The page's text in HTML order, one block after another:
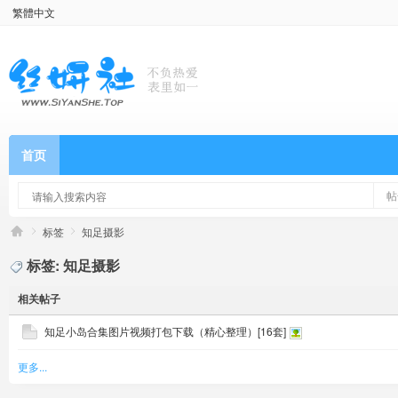
繁體中文
首页
标签 知足摄影
标签: 知足摄影
相关帖子
知足小岛合集图片视频打包下载（精心整理）[16套]
更多...